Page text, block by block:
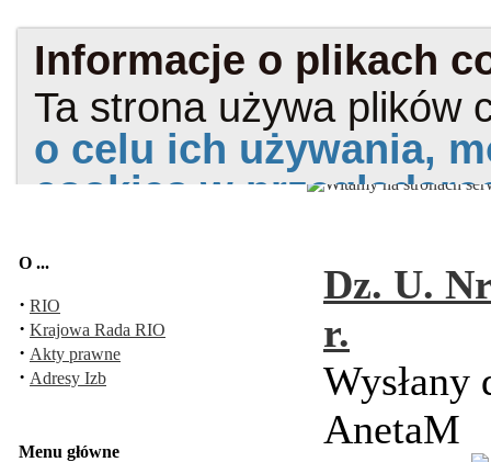
O ...
· RIO
· Krajowa Rada RIO
· Akty prawne
· Adresy Izb
Menu główne
Dz. U.
r.
Wysłany
AnetaM